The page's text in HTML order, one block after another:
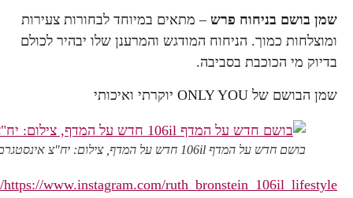
שמן בושם בניחוח פרש– מתאים במיוחד לבחורות צעירות
ומוצלחות כמוך. הניחוח המודגש והמרענן שלו יבהיר לכולם
בדיוק מי הכוכבת בסביבה.
שמן הבושם של ONLY YOU יוקרתי ואיכותי
בושם חדש על המדף 106il חדש על המדף, צילום: יח"צ אינסטגרם:
https://www.instagram.com/ruth_bronstein_106il_lifestyle/